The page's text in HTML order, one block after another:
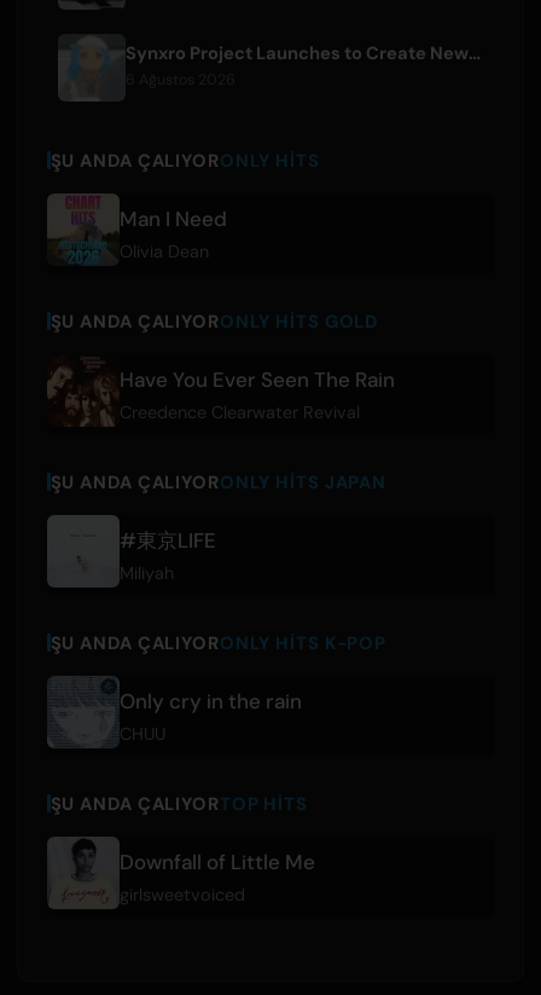
Synxro Project Launches to Create New IP from Fictional Anime Openings
ŞU ANDA ÇALIYORONLY HITS
Man I Need
Olivia Dean
ŞU ANDA ÇALIYORONLY HITS GOLD
Have You Ever Seen The Rain
Creedence Clearwater Revival
ŞU ANDA ÇALIYORONLY HITS JAPAN
#東京LIFE
Miliyah
ŞU ANDA ÇALIYORONLY HITS K-POP
Only cry in the rain
CHUU
ŞU ANDA ÇALIYORTOP HITS
Downfall of Little Me
girlsweetvoiced